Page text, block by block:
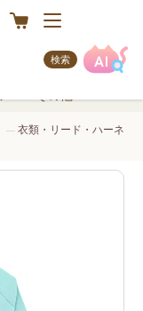
検索
衣類・リード・ハーネ